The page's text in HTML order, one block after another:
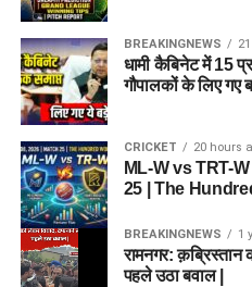
BREAKINGNEWS
धामी कैबिनेट में 15
गौपालकों के लिए
CRICKET 20 hours
ML-W vs TRT-
25 | The
BREAKINGNEWS 1
रामनगर:
पहले उठा बवाल |